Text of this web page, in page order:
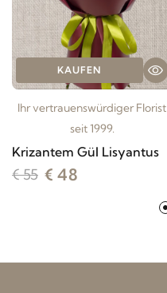
KAUFEN
Ihr vertrauenswürdiger Florist
seit 1999.
Krizantem Gül Lisyantus
€ 55 € 48